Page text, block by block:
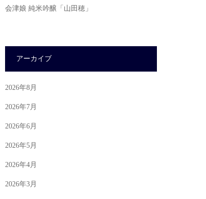
会津娘 純米吟醸「山田穂」
アーカイブ
2026年8月
2026年7月
2026年6月
2026年5月
2026年4月
2026年3月